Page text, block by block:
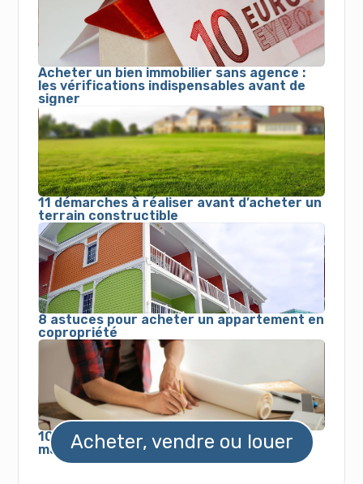
Acheter un bien immobilier sans agence :
les vérifications indispensables avant de
signer
11 démarches à réaliser avant d’acheter un
terrain constructible
8 astuces pour acheter un appartement en
copropriété
10 infos à connaître avant d'acheter une
maison à rénover
Acheter, vendre ou louer